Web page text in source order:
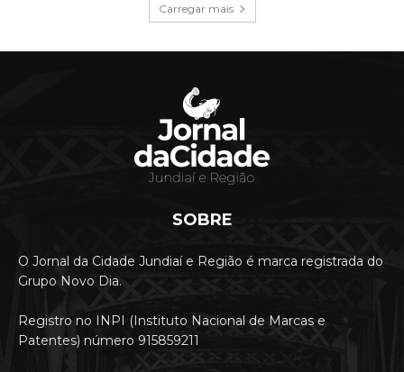
Carregar mais
SOBRE
O Jornal da Cidade Jundiaí e Região é marca registrada do
Grupo Novo Dia.
Registro no INPI (Instituto Nacional de Marcas e
Patentes) número 915859211